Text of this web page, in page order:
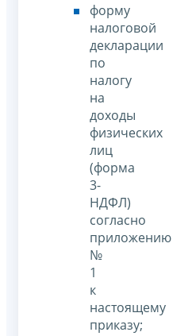
форму
налоговой
декларации
по
налогу
на
доходы
физических
лиц
(форма
3-
НДФЛ)
согласно
приложению
№
1
к
настоящему
приказу;